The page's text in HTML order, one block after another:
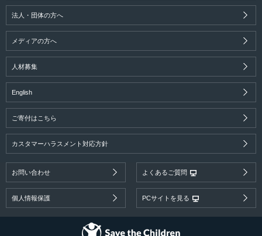
法人・団体の方へ
メディアの方へ
人材募集
English
ご寄付はこちら
カスタマーハラスメント対応方針
お問い合わせ よくあるご質問
個人情報保護 PCサイトを見る